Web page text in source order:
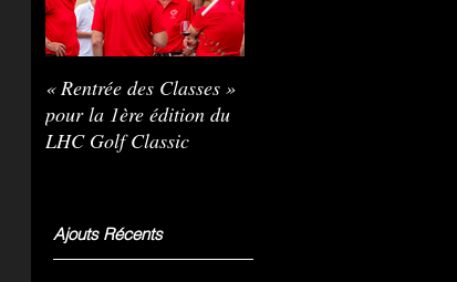
« Rentrée des Classes »
pour la 1ère édition du
LHC Golf Classic
Ajouts Récents